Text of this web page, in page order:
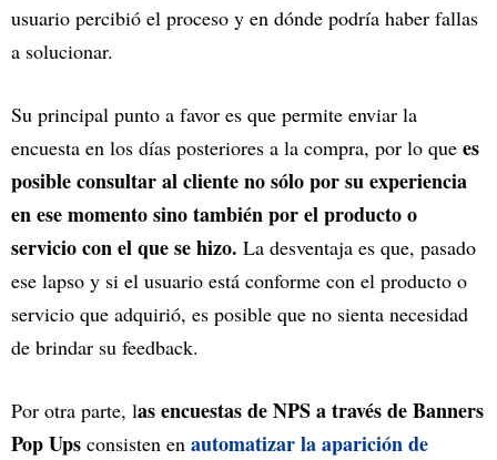
usuario percibió el proceso y en dónde podría haber fallas
a solucionar.
Su principal punto a favor es que permite enviar la
encuesta en los días posteriores a la compra, por lo que es
posible consultar al cliente no sólo por su experiencia
en ese momento sino también por el producto o
servicio con el que se hizo. La desventaja es que, pasado
ese lapso y si el usuario está conforme con el producto o
servicio que adquirió, es posible que no sienta necesidad
de brindar su feedback.
Por otra parte, las encuestas de NPS a través de Banners
Pop Ups consisten en automatizar la aparición de